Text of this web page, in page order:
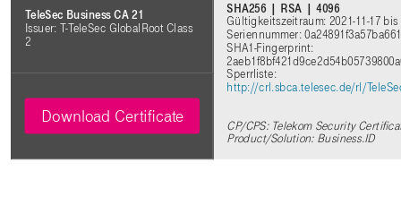
TeleSec Business CA 21
Issuer: T-TeleSec GlobalRoot Class
2
SHA256 | RSA | 4096
Gültigkeitszeitraum: 2021-11-17 bis
Seriennummer:
SHA1-Fingerprint:
Sperrliste:
http://crl.sbca.telesec.de/rl/
CP/CPS: Telekom Security
Product/Solution: Business.ID
Download Certificate